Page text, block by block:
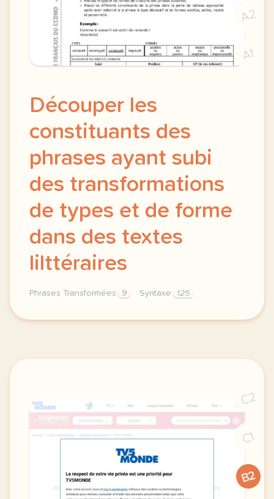
A2
A1
Découper les
constituants des
phrases ayant subi
des transformations
de types et de forme
dans des textes
lilttéraires
Phrases Transformées 9 Syntaxe 125
syntaxe phrases transformees decouper les
C2
C1
B2